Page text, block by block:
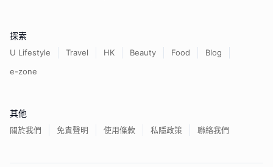
探索
U Lifestyle Travel HK Beauty Food
Blog
e-zone
其他
關於我們 免責聲明 使用條款 私隱政策 聯絡我們